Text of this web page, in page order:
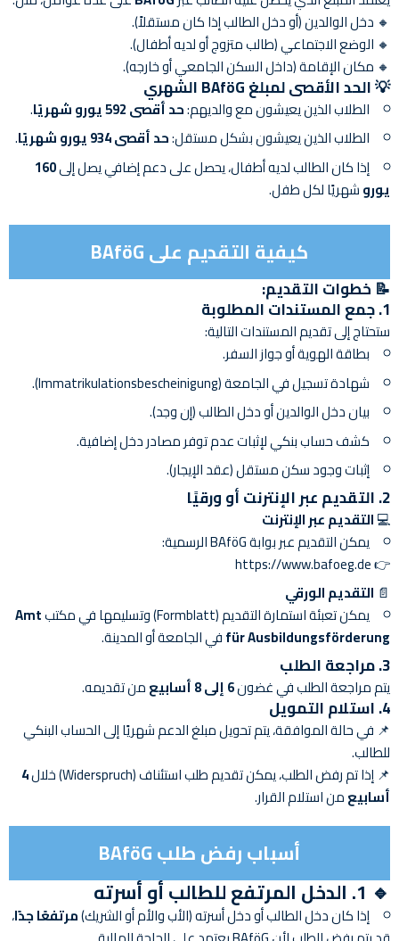
🔸 دخل الوالدين (أو دخل الطالب إذا كان مستقلاً).
🔸 الوضع الاجتماعي (طالب متزوج أو لديه أطفال).
🔸 مكان الإقامة (داخل السكن الجامعي أو خارجه).
💡الحد الأقصى لمبلغ BAföG الشهري
الطلاب الذين يعيشون مع والديهم:حد أقصى 592 يورو شهريًا
.
الطلاب الذين يعيشون بشكل مستقل:حد أقصى 934 يورو شهريًا
.
إذا كان الطالب لديه أطفال، يحصل على دعم إضافي يصل إلى160
يوروشهريًا لكل طفل.
كيفية التقديم على BAföG
📝خطوات التقديم:
1. جمع المستندات المطلوبة
ستحتاج إلى تقديم المستندات التالية:
بطاقة الهوية أو جواز السفر.
شهادة تسجيل في الجامعة (Immatrikulationsbescheinigung).
بيان دخل الوالدين أو دخل الطالب (إن وجد).
كشف حساب بنكي لإثبات عدم توفر مصادر دخل إضافية.
إثبات وجود سكن مستقل (عقد الإيجار).
2. التقديم عبر الإنترنت أو ورقيًا
💻التقديم عبر الإنترنت
يمكن التقديم عبر بوابة BAföG الرسمية:
👉
https://www.bafoeg.de
📄 التقديم الورقي
يمكن تعبئة استمارة التقديم (Formblatt) وتسليمها في مكتب
Amt
für Ausbildungsförderungفي الجامعة أو المدينة.
3. مراجعة الطلب
يتم مراجعة الطلب في غضون6 إلى 8 أسابيع من تقديمه.
4. استلام التمويل
📌 في حالة الموافقة، يتم تحويل مبلغ الدعم شهريًا إلى الحساب البنكي
للطالب.
📌 إذا تم رفض الطلب، يمكن تقديم طلب استئناف (Widerspruch) خلال
4
أسابيعمن استلام القرار.
أسباب رفض طلب BAföG
🔹 1. الدخل المرتفع للطالب أو أسرته
إذا كان دخل الطالب أو دخل أسرته (الأب والأم أو الشريك)مرتفعًا جدًا،